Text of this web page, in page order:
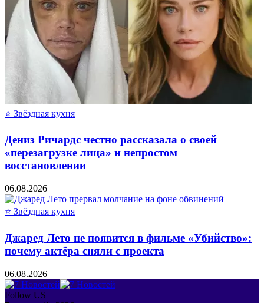
⭐ Звёздная кухня
Дениз Ричардс честно рассказала о своей
«перезагрузке лица» и непростом
восстановлении
06.08.2026
⭐ Звёздная кухня
Джаред Лето не появится в фильме «Убийство»:
почему актёра сняли с проекта
06.08.2026
Follow US